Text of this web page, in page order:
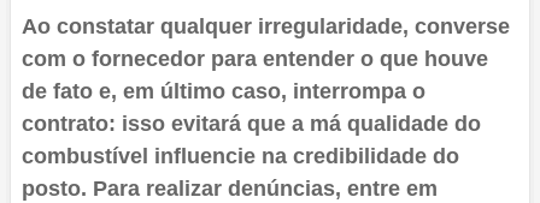
Ao constatar qualquer irregularidade, converse
com o fornecedor para entender o que houve
de fato e, em último caso, interrompa o
contrato: isso evitará que a má qualidade do
combustível influencie na credibilidade do
posto. Para realizar denúncias, entre em